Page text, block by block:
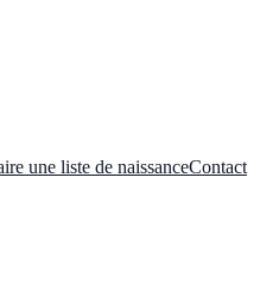
une liste de naissanceContact